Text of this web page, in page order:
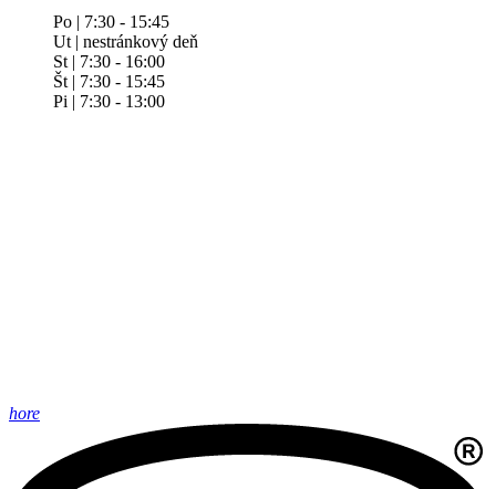
Po | 7:30 - 15:45
Ut | nestránkový deň
St | 7:30 - 16:00
Št | 7:30 - 15:45
Pi | 7:30 - 13:00
hore